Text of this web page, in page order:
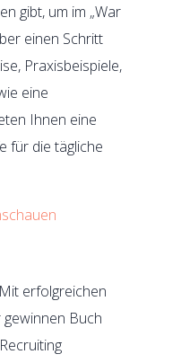
gibt, um im „War
einen Schritt
Praxisbeispiele,
eine
Ihnen eine
für die tägliche